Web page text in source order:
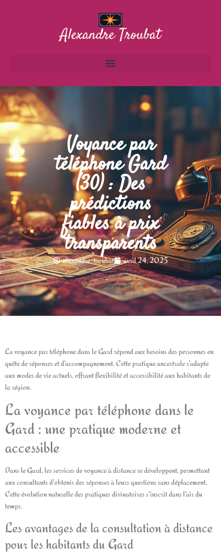
Voyance par
téléphone Gard
(30) : Des
prédictions
fiables à prix
transparents
alexandre-troubat avril 24, 2025
La voyance par téléphone dans le Gard répond aux besoins des personnes en
quête de réponses et d'accompagnement. Cette pratique ancestrale s'adapte
aux modes de vie actuels, offrant flexibilité et accessibilité aux habitants de
la région.
La voyance par téléphone dans le
Gard : une pratique moderne et
accessible
Dans le Gard, les services de voyance à distance se développent, permettant
aux consultants d'obtenir des réponses à leurs questions sans déplacement.
Cette évolution naturelle des pratiques divinatoires s'inscrit dans l'air du
temps.
Les avantages de la consultation à distance
pour les habitants du Gard